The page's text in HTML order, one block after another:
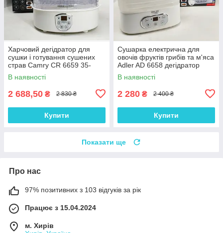
Харчовий дегідратор для
сушки і готування сушених
страв Camry CR 6659 35-
70°C 240Вт
В наявності
2 688,50 ₴ 2 830 ₴
Купити
Сушарка електрична для
овочів фруктів грибів та м'яса
Adler AD 6658 дегідратор
550Вт
В наявності
2 280 ₴ 2 400 ₴
Купити
Показати ще
Про нас
97% позитивних з 103 відгуків за рік
Працює з 15.04.2024
м. Хирів